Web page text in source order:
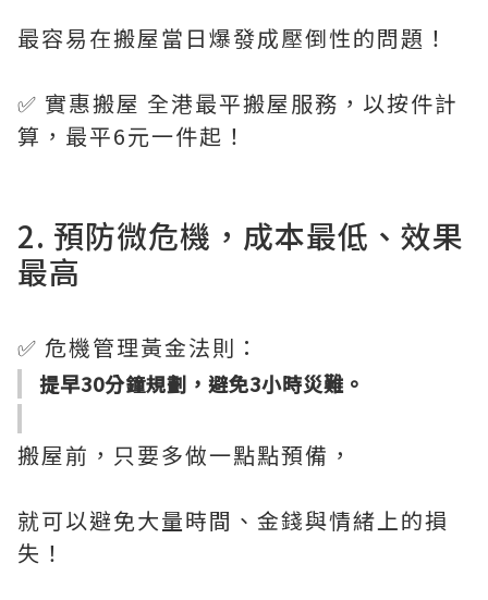
最容易在搬屋當日爆發成壓倒性的問題！
✅ 實惠搬屋 全港最平搬屋服務，以按件計
算，最平6元一件起！
2. 預防微危機，成本最低、效果
最高
✅ 危機管理黃金法則：
提早30分鐘規劃，避免3小時災難。
搬屋前，只要多做一點點預備，
就可以避免大量時間、金錢與情緒上的損
失！